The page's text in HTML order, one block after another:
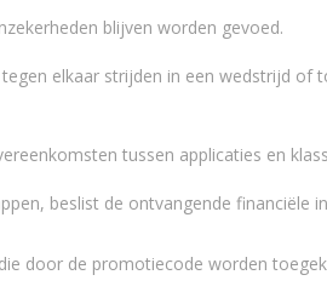
blijven worden gevoed.
elkaar strijden in een wedstrijd of
tussen applicaties en
beslist de ontvangende financiële
door de promotiecode worden